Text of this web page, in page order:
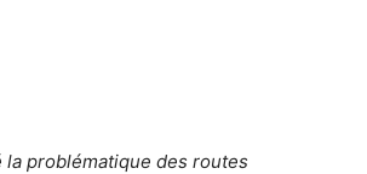
la problématique des routes